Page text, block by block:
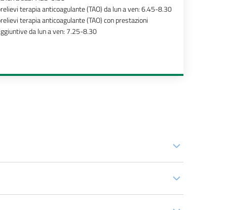
terapia anticoagulante (TAO) da lun a ven: 6.45-8.30
terapia anticoagulante (TAO) con prestazioni
da lun a ven: 7.25-8.30